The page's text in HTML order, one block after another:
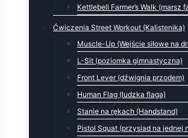
Kettlebell Farmer’s Walk (marsz
Ćwiczenia Street Workout (Kalistenika)
Muscle-Up (Wejście siłowe na
L-Sit (poziomka gimnastyczna)
Front Lever (dźwignia przodem)
Human Flag (ludzka flaga)
Stanie na rękach (Handstand)
Pistol Squat (przysiad na jednej